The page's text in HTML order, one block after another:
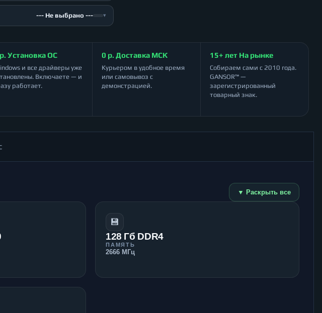
--- Не выбрано --- ▾
Установка ОС
и все драйверы уже
Включаете — и
работает.
0 р. Доставка МСК
Курьером в удобное время
или самовывоз с
демонстрацией.
15+ лет На рынке
Собираем сами с 2010 года.
GANSOR™ —
зарегистрированный
товарный знак.
▼ Раскрыть все
💾
128 Гб DDR4
ПАМЯТЬ
2666 МГц